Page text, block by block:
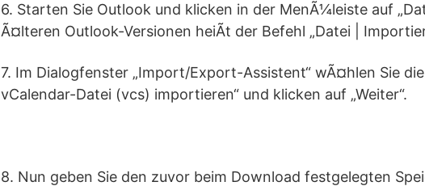
6. Starten Sie Outlook und klicken in der MenÃ¼leiste auf
Ã¤lteren Outlook-Versionen heiÃt der Befehl „Datei |
7. Im Dialogfenster „Import/Export-Assistent“ wÃ¤hlen Sie
vCalendar-Datei (vcs) importieren“ und klicken auf „Weiter“.
8. Nun geben Sie den zuvor beim Download festgelegten